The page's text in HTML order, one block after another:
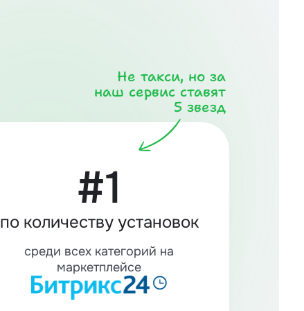
#1
по количеству установок
среди всех категорий на
маркетплейсе
Не такси, но за
наш сервис ставят
5 звезд